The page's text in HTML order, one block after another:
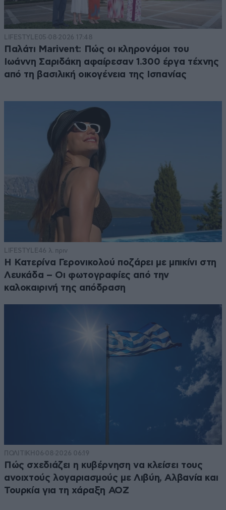
LIFESTYLE05·08·2026 17:48
Παλάτι Marivent: Πώς οι κληρονόμοι του
Ιωάννη Σαριδάκη αφαίρεσαν 1.300 έργα τέχνης
από τη βασιλική οικογένεια της Ισπανίας
LIFESTYLE46 λ. πριν
Η Κατερίνα Γερονικολού ποζάρει με μπικίνι στη
Λευκάδα – Οι φωτογραφίες από την
καλοκαιρινή της απόδραση
ΠΟΛΙΤΙΚΗ 06·08·2026 06:19
Πώς σχεδιάζει η κυβέρνηση να κλείσει τους
ανοιχτούς λογαριασμούς με Λιβύη, Αλβανία και
Τουρκία για τη χάραξη ΑΟΖ